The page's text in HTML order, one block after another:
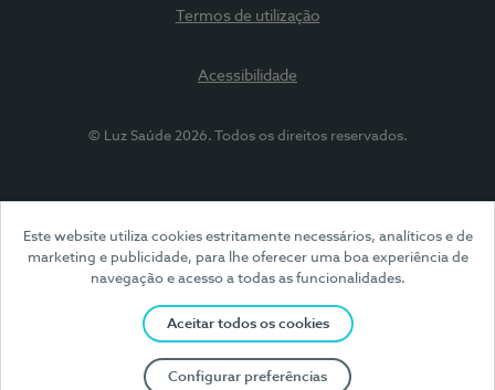
Este website utiliza cookies estritamente necessários, analíticos e de
marketing e publicidade, para lhe oferecer uma boa experiência de
navegação e acesso a todas as funcionalidades.
Aceitar todos os cookies
Configurar preferências
Termos de utilização
Acessibilidade
© Luz Saúde 2026. Todos os direitos reservados.